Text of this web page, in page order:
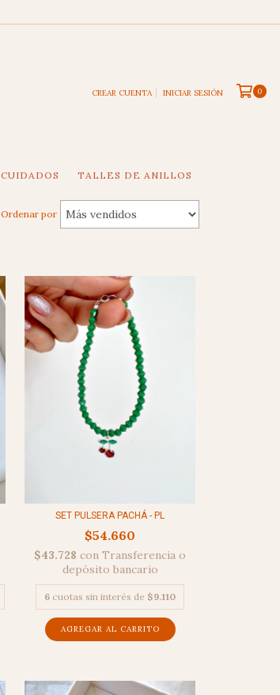
CREAR CUENTA INICIAR SESIÓN 0
CUIDADOS TALLES DE ANILLOS
Ordenar por
SET PULSERA PACHÁ - PL
$54.660
$43.728con Transferencia o
depósito bancario
6 cuotas sin interés de $9.110